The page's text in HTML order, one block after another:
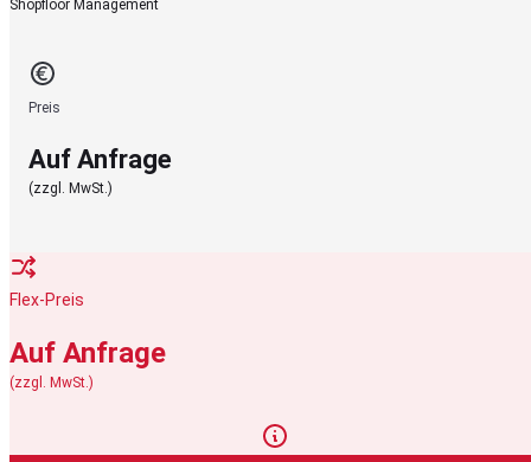
Shopfloor Management
Preis
Auf Anfrage
(zzgl. MwSt.)
Flex-Preis
Auf Anfrage
(zzgl. MwSt.)